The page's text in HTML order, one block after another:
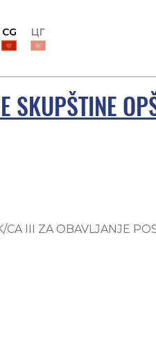
CG ЦГ
SKUPŠTINE
III ZA OBAVLJANJE